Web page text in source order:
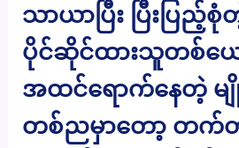
သာယာပြီး ပြီးပြ
ပိုင်ဆိုင်ထားသူတစ်ယ
အထင်ရောက်နေတဲ့ မ
တစ်ညမှာတော့ တက်